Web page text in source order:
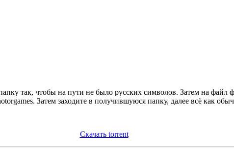
так, чтобы на пути не было русских символов. Затем на
Затем заходите в получившуюся папку, далее всё как
Скачать torrent